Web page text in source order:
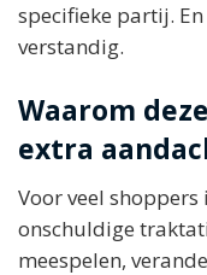
specifieke partij.
verstandig.
Waarom
extra
Voor veel
onschuldige
meespelen,